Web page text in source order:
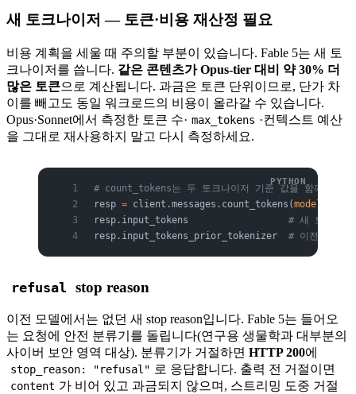
새 토크나이저 — 토큰·비용 재산정 필요
비용 계획을 세울 때 주의할 부분이 있습니다. Fable 5는 새 토
크나이저를 씁니다. 같은 콘텐츠가 Opus-tier 대비 약 30% 더
많은 토큰으로 계산됩니다. 과금은 토큰 단위이므로, 단가 차
이를 빼고도 동일 워크로드의 비용이 올라갈 수 있습니다.
Opus·Sonnet에서 측정한 토큰 수· max_tokens ·컨텍스트 예산
을 그대로 재사용하지 말고 다시 측정하세요.
# count_tokens는 두 토크나이저 기준 값을 함께 반환
resp = client.messages.count_tokens(model
resp.input_tokens # 새 토크나
resp.input_tokens_prior_tokenizer # 이전 세대
refusal stop reason
이전 모델에서는 없던 새 stop reason입니다. Fable 5는 들어오
는 요청에 안전 분류기를 돌립니다(연구용 생물학과 대부분의
사이버 보안 영역 대상). 분류기가 거절하면 HTTP 200에
stop_reason: "refusal" 로 응답합니다. 출력 전 거절이면
content 가 비어 있고 과금되지 않으며, 스트리밍 도중 거절